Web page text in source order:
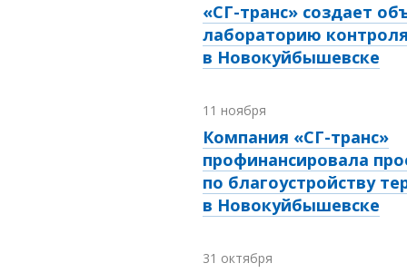
«СГ-транс» создает
лабораторию
в Новокуйбышевске
11 ноября
Компания «СГ-транс»
профинансировала
по благоустройству
в Новокуйбышевске
31 октября